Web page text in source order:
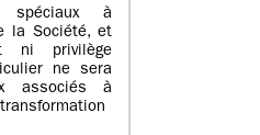
à
la Société, et
ni privilège
ne sera
associés à